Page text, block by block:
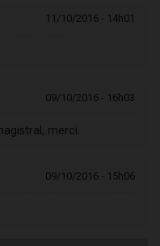
11/10/2016 - 14h01
09/10/2016 - 16h03
merci.
09/10/2016 - 15h06